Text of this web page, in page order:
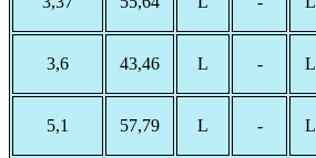
3,6 43,46 L - L
5,1 57,79 L - L